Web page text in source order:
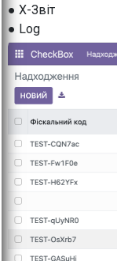
● X-Звіт
● Log